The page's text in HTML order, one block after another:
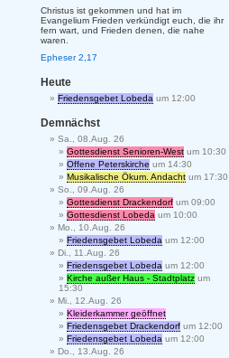
Christus ist gekommen und hat im
Evangelium Frieden verkündigt euch, die ihr
fern wart, und Frieden denen, die nahe
waren.
Epheser 2,17
Heute
Friedensgebet Lobeda um 12:00
Demnächst
Sa., 08.Aug. 26
Gottesdienst Senioren-West um 10:30
Offene Peterskirche um 14:30
Musikalische Ökum. Andacht um 17:30
So., 09.Aug. 26
Gottesdienst Drackendorf um 09:00
Gottesdienst Lobeda um 10:00
Mo., 10.Aug. 26
Friedensgebet Lobeda um 12:00
Di., 11.Aug. 26
Friedensgebet Lobeda um 12:00
Kirche außer Haus - Stadtplatz um
15:30
Mi., 12.Aug. 26
Kleiderkammer geöffnet
Friedensgebet Drackendorf um 12:00
Friedensgebet Lobeda um 12:00
Do., 13.Aug. 26